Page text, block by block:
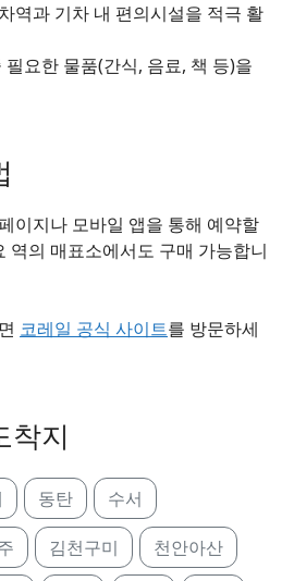
역과 기차 내 편의시설을 적극 활
필요한 물품(간식, 음료, 책 등)을
이지나 모바일 앱을 통해 예약할
역의 매표소에서도 구매 가능합니
코레일 공식 사이트를 방문하세
착지
동탄 수서
김천구미 천안아산